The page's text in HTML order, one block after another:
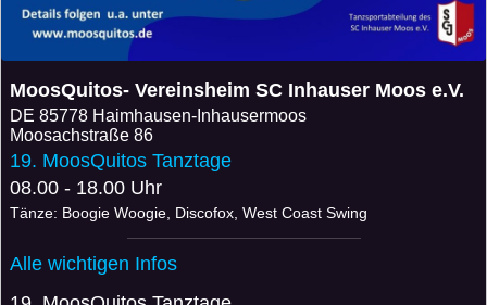
MoosQuitos- Vereinsheim SC Inhauser Moos e.V.
DE 85778 Haimhausen-Inhausermoos
Moosachstraße 86
19. MoosQuitos Tanztage
08.00 - 18.00 Uhr
Tänze: Boogie Woogie, Discofox, West Coast Swing
Alle wichtigen Infos